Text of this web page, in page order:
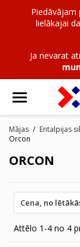
Piedāvājam
lielākajai
Ja nevarat
Mājas
Entalpijas
Orcon
ORCON
Cena, no
Attēlo 1-4 no 4